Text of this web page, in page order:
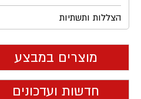
הצללות ותשתיות
מוצרים במבצע
חדשות ועדכונים